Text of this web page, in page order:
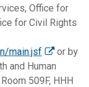
Office for
for Civil Rights
main.jsf
or by
and Human
509F, HHH